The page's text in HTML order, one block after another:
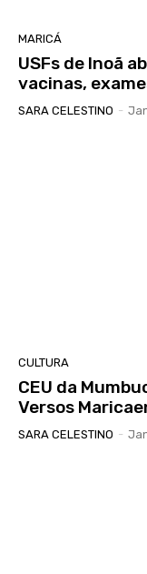
MARICÁ
USFs de Inoã
vacinas,
SARA CELESTINO -
CULTURA
CEU da
Versos
SARA CELESTINO -